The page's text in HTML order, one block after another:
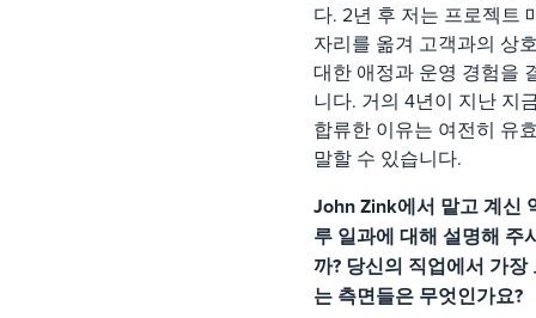
다. 2년 후 저는 프로젝트
자리를 옮겨 고객과의 상
대한 애정과 운영 경험을
니다. 거의 4년이 지난 지
합류한 이유는 여전히 유
말할 수 있습니다.
John Zink에서 맡고 계신
루 일과에 대해 설명해 주
까? 당신의 직업에서 가장
는 측면들은 무엇인가요?